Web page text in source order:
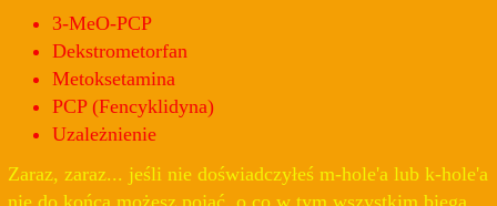
3-MeO-PCP
Dekstrometorfan
Metoksetamina
PCP (Fencyklidyna)
Uzależnienie
Zaraz, zaraz... jeśli nie doświadczyłeś m-hole'a lub k-hole'a
nie do końca możesz pojąć, o co w tym wszystkim biega.